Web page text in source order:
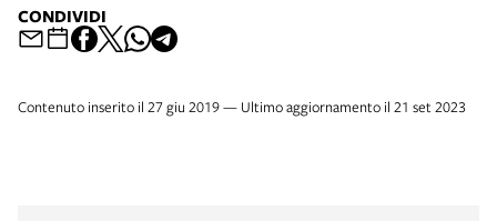
CONDIVIDI
Contenuto inserito il 27 giu 2019 — Ultimo aggiornamento il 21 set 2023